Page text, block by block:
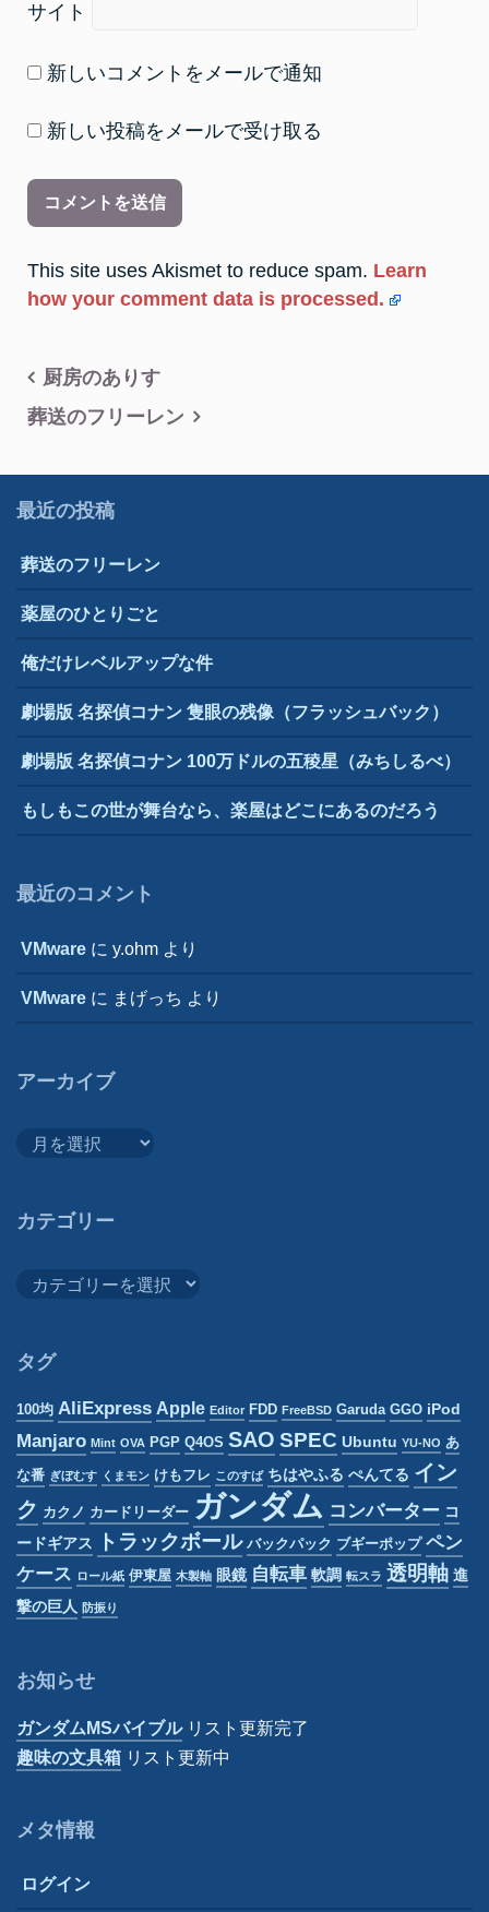
サイト
新しいコメントをメールで通知
新しい投稿をメールで受け取る
This site uses Akismet to reduce spam. Learn
how your comment data is processed.
投
稿
ビ
ー
シ
ョ
厨房のありす
葬送のフリーレン
最近の投稿
葬送のフリーレン
薬屋のひとりごと
俺だけレベルアップな件
劇場版 名探偵コナン 隻眼の残像（フラッシュバック）
劇場版 名探偵コナン 100万ドルの五稜星（みちしるべ）
もしもこの世が舞台なら、楽屋はどこにあるのだろう
最近のコメント
VMware に y.ohm より
VMware に まげっち より
アーカイブ
イ
カテゴリー
リ
タグ
100均 AliExpress Apple Editor FDD FreeBSD Garuda GGO iPod
Manjaro Mint OVA PGP Q4OS SAO SPEC Ubuntu YU-NO あ
な番 ぎぼむす くまモン けもフレ このすば ちはやふる ぺんてる イン
ク カクノ カードリーダー ガンダム コンバーター コ
ードギアス
トラックボール バックパック ブギーポップ ペン
ケース ロール紙 伊東屋 木製軸 眼鏡 自転車 軟調 転スラ 透明軸 進
撃の巨人
防振り
お知らせ
ガンダムMSバイブルリスト更新完了
趣味の文具箱 リスト更新中
メタ情報
ログイン